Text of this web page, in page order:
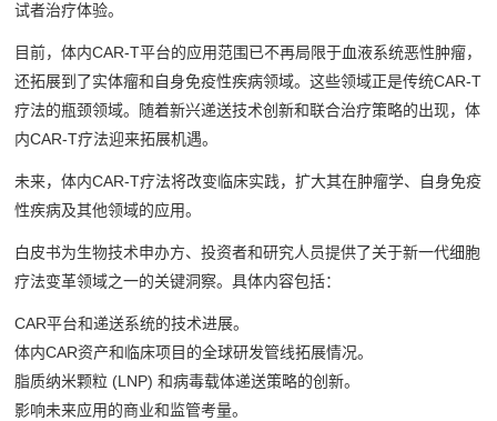
试者治疗体验。
目前，体内CAR-T平台的应用范围已不再局限于血液系统恶性肿瘤，
还拓展到了实体瘤和自身免疫性疾病领域。这些领域正是传统CAR-T
疗法的瓶颈领域。随着新兴递送技术创新和联合治疗策略的出现，体
内CAR-T疗法迎来拓展机遇。
未来，体内CAR-T疗法将改变临床实践，扩大其在肿瘤学、自身免疫
性疾病及其他领域的应用。
白皮书为生物技术申办方、投资者和研究人员提供了关于新一代细胞
疗法变革领域之一的关键洞察。具体内容包括：
CAR平台和递送系统的技术进展。
体内CAR资产和临床项目的全球研发管线拓展情况。
脂质纳米颗粒 (LNP) 和病毒载体递送策略的创新。
影响未来应用的商业和监管考量。